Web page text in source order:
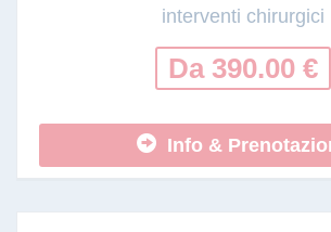
interventi chirurgici
Da 390.00 €
Info &